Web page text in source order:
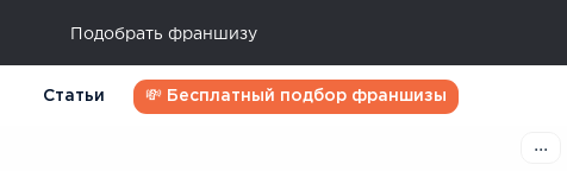
Подобрать франшизу
Статьи 💸 Бесплатный подбор франшизы